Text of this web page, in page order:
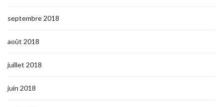
septembre 2018
août 2018
juillet 2018
juin 2018